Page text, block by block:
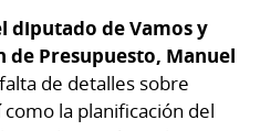
diputado de Vamos y
Presupuesto, Manuel
de detalles sobre
la planificación del